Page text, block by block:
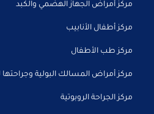
مركز أمراض الجهاز الهضمي والكبد
مركز أطفال الأنابيب
مركز طب الأطفال
مركز أمراض المسالك البولية وجراحتها
مركز الجراحة الروبوتية